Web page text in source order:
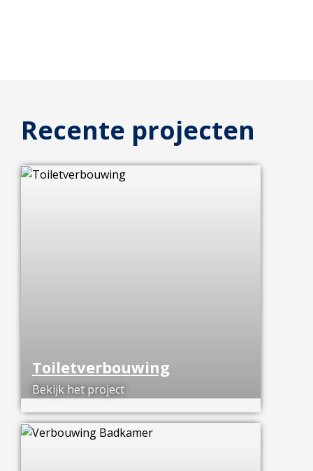
Recente projecten
Toiletverbouwing
Bekijk het project